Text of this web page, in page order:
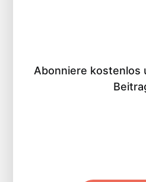
Abonniere kostenlos